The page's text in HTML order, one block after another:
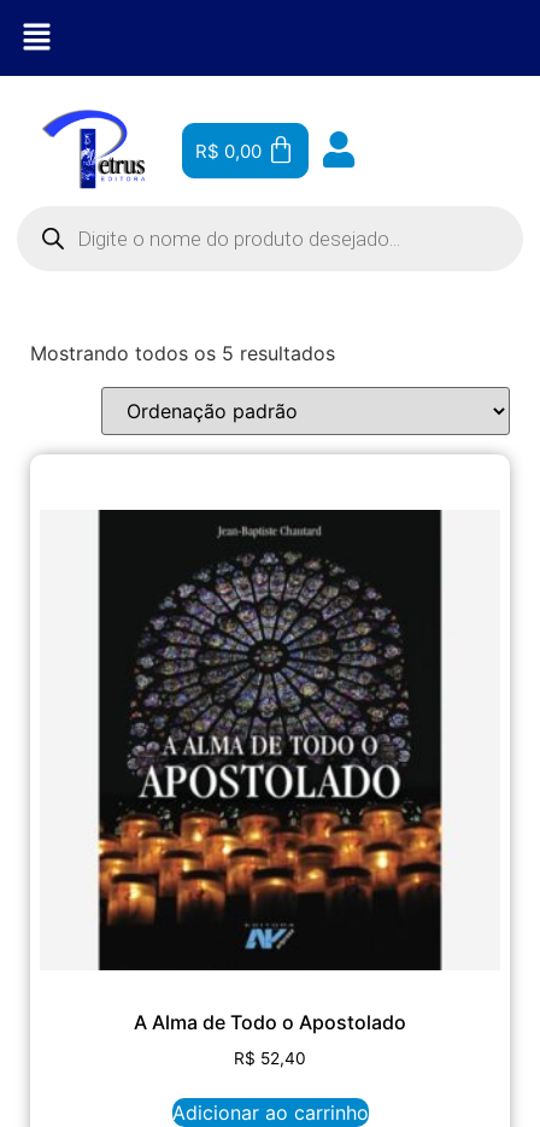
R$ 0,00
Mostrando todos os 5 resultados
A Alma de Todo o Apostolado
R$ 52,40
Adicionar ao carrinho